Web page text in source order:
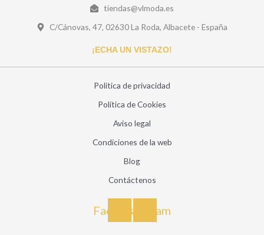
tiendas@vlmoda.es
C/Cánovas, 47, 02630 La Roda, Albacete - España
¡ECHA UN VISTAZO!
Politica de privacidad
Política de Cookies
Aviso legal
Condiciones de la web
Blog
Contáctenos
FacebookInstagram